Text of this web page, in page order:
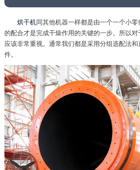
烘干机同其他机器一样都是由一个一个小
的配合才是完成干燥作用的关键的一步。所以
应该非常重视。通常我们都是采用分组选配法
件。